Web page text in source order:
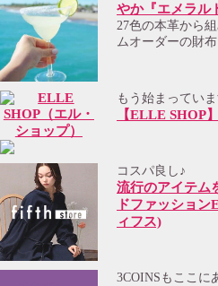
やか『エメラル
27色の本革から
ムオーダーの財
もう始まっていま
【ELLE SHOP
コスパ良し♪
流行のアイテム
ドファッショ
ィフス)
3COINSもここに